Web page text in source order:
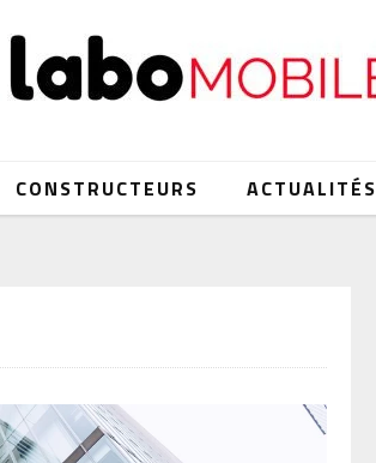
CONSTRUCTEURS ACTUALITÉS